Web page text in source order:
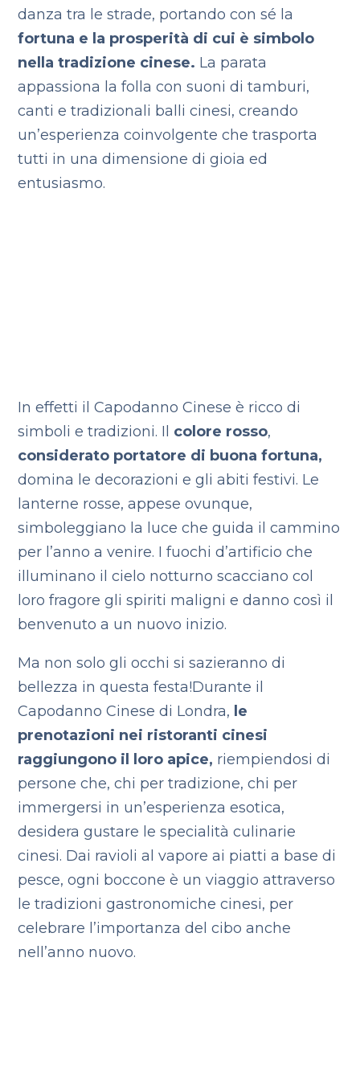
danza tra le strade, portando con sé la
fortuna e la prosperità di cui è simbolo
nella tradizione cinese. La parata
appassiona la folla con suoni di tamburi,
canti e tradizionali balli cinesi, creando
un’esperienza coinvolgente che trasporta
tutti in una dimensione di gioia ed
entusiasmo.
In effetti il Capodanno Cinese è ricco di
simboli e tradizioni. Il colore rosso,
considerato portatore di buona fortuna,
domina le decorazioni e gli abiti festivi. Le
lanterne rosse, appese ovunque,
simboleggiano la luce che guida il cammino
per l’anno a venire. I fuochi d’artificio che
illuminano il cielo notturno scacciano col
loro fragore gli spiriti maligni e danno così il
benvenuto a un nuovo inizio.
Ma non solo gli occhi si sazieranno di
bellezza in questa festa!Durante il
Capodanno Cinese di Londra, le
prenotazioni nei ristoranti cinesi
raggiungono il loro apice, riempiendosi di
persone che, chi per tradizione, chi per
immergersi in un’esperienza esotica,
desidera gustare le specialità culinarie
cinesi. Dai ravioli al vapore ai piatti a base di
pesce, ogni boccone è un viaggio attraverso
le tradizioni gastronomiche cinesi, per
celebrare l’importanza del cibo anche
nell’anno nuovo.